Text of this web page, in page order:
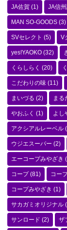
JA佐賀 (1) JA信
MAN SO-GOODS (3)
SVセレクト (5) V
yes!YAOKO (32)
くらしらく (20)
こだわりの味 (11)
まいづる (2) まる
やおふく (1) よし
アクシアルレーベル
ウジエスーパー (2)
エーコープみやざき
コープ(81) コー
コープみやざき (1)
サカガミオリジナル
サンロード (2) ザ